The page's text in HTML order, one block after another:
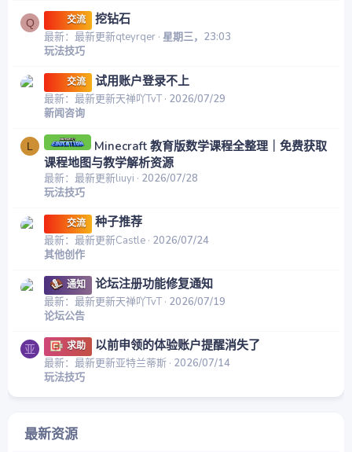
Q 交流 挖钻石
最新：最新更新qteyrqer 星期三，23:03
玩法技巧
交流 试用账户登录不上
最新：最新更新天禅吖TvT 2026/07/29
新闻咨询
L
Minecraft 教育版数学课程全整理｜免费获取
课程地图与教学解析资源
最新：最新更新liuyi
2026/07/28
玩法技巧
交流 种子推荐
最新：最新更新Castle 2026/07/24
其他创作
通知 论坛注册功能修复通知
最新：最新更新天禅吖TvT 2026/07/19
论坛公告
亚 求助 以前申领的体验账户提醒消失了
最新：最新更新亚特兰蒂斯 2026/07/14
玩法技巧
最新资源